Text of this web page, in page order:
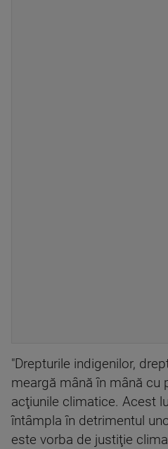
"Drepturile indigenilor,
meargă mână în mână cu
acţiunile climatice. Acest
întâmpla în detrimentul
este vorba de justiţie